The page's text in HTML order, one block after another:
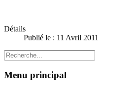
Détails
Publié le : 11 Avril 2011
Menu principal